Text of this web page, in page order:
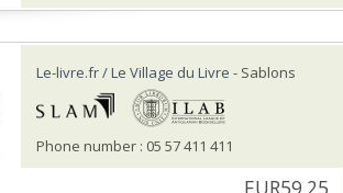
Le-livre.fr / Le Village du Livre - Sablons
Phone number : 05 57 411 411